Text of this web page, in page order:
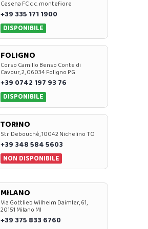
Cesena FC c.c. montefiore
+39 335 171 1900
DISPONIBILE
FOLIGNO
Corso Camillo Benso Conte di
Cavour, 2, 06034 Foligno PG
+39 0742 197 93 76
DISPONIBILE
TORINO
Str. Debouchè, 10042 Nichelino TO
+39 348 584 5603
NON DISPONIBILE
MILANO
Via Gottlieb Wilhelm Daimler, 61,
20151 Milano MI
+39 375 833 6760